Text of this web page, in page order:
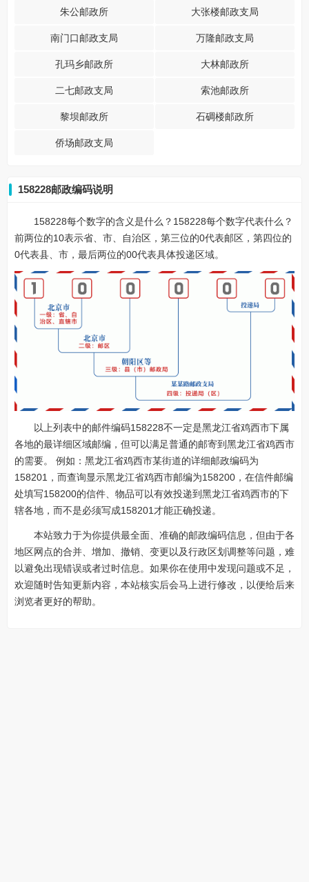
朱公邮政所 大张楼邮政支局
南门口邮政支局 万隆邮政支局
孔玛乡邮政所 大林邮政所
二七邮政支局 索池邮政所
黎坝邮政所 石碉楼邮政所
侨场邮政支局
158228邮政编码说明
158228每个数字的含义是什么？158228每个数字代表什么？
前两位的10表示省、市、自治区，第三位的0代表邮区，第四位的
0代表县、市，最后两位的00代表具体投递区域。
以上列表中的邮件编码158228不一定是黑龙江省鸡西市下属
各地的最详细区域邮编，但可以满足普通的邮寄到黑龙江省鸡西市
的需要。 例如：黑龙江省鸡西市某街道的详细邮政编码为
158201，而查询显示黑龙江省鸡西市邮编为158200，在信件邮编
处填写158200的信件、物品可以有效投递到黑龙江省鸡西市的下
辖各地，而不是必须写成158201才能正确投递。
本站致力于为你提供最全面、准确的邮政编码信息，但由于各
地区网点的合并、增加、撤销、变更以及行政区划调整等问题，难
以避免出现错误或者过时信息。如果你在使用中发现问题或不足，
欢迎随时告知更新内容，本站核实后会马上进行修改，以便给后来
浏览者更好的帮助。